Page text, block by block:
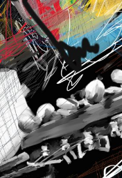
wächter aus stein
Wächter Videos